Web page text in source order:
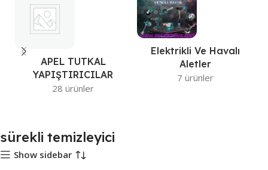
APEL TUTKAL
YAPIŞTIRICILAR
28 ürünler
Elektrikli Ve Havalı
Aletler
7 ürünler
sürekli temizleyici
Show sidebar